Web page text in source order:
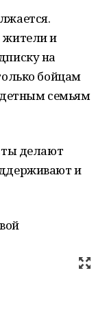
жители и
на
бойцам
семьям
делают
и